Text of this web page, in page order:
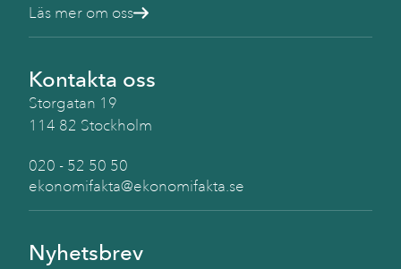
Läs mer om oss
Kontakta oss
Storgatan 19
114 82 Stockholm
020 - 52 50 50
ekonomifakta@ekonomifakta.se
Nyhetsbrev